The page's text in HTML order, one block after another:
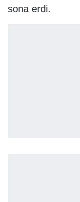
sona erdi.